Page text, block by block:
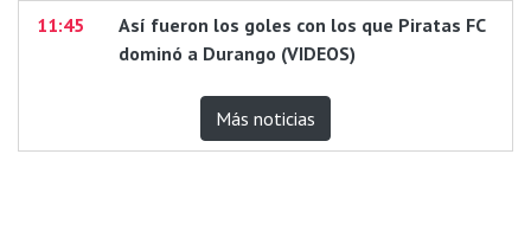
11:45
Así fueron los goles con los que Piratas FC
dominó a Durango (VIDEOS)
Más noticias